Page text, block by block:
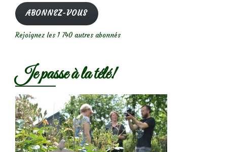
mail
ABONNEZ-VOUS
Rejoignez les 1 740 autres abonnés
Je passe à la télé!